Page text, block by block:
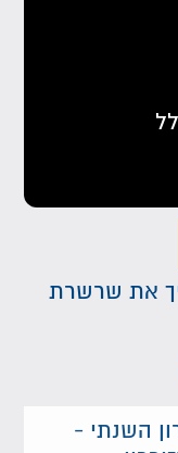
את שרשרת
השנתי -